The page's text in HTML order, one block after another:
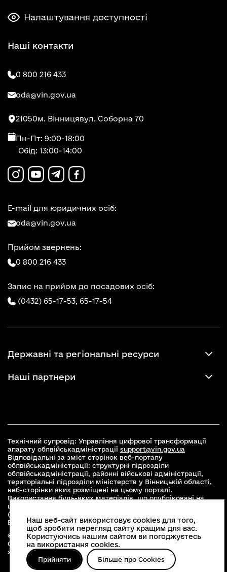
Налаштування доступності
Наші контакти
0 800 216 433
oda@vin.gov.ua
21050м. Вінницявул. Соборна 70
Пн-Пт: 9:00-18:00
Обід: 13:00-14:00
E-mail для юридичних осіб:
oda@vin.gov.ua
Прийом звернень:
0 800 216 433
Запис на прийом до посадових осіб:
(0432) 65-17-53, 65-17-54
Державні та регіональні ресурси
Наші партнери
Технічний супровід: Управління цифрової трансформації
апарату облвійськадміністрації support@vin.gov.ua
Відповідальні за зміст сторінок веб-порталу
облвійськадміністрації: структурні підрозділи
облвійськадміністрації, районні військові адміністрації,
територіальні підрозділи міністерств у Вінницькій області,
веб-сторінки яких розміщені на цьому порталі.
Використання будь-яких матеріалів, що опубліковані на
цьому сайті, дозволяється при умові зазначення посилання
(для інтернет-видань - гіперпосилання) на офіційний сайт
Вінницької облвійськадміністраціїwww.vin.gov.ua .
© 2026 Весь контент доступний за ліцензією Creative
Commons Attribution 4.0 International license, якщо не
зазначено інше
Наш веб-сайт використовує cookies для того,
щоб зробити перегляд сайту кращим для вас.
Користуючись нашим сайтом ви погоджуєтесь
на використання cookies.
Прийняти Більше про Cookies